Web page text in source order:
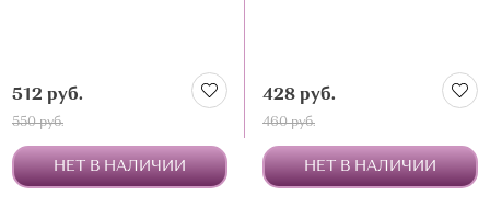
512 руб.
550 руб.
НЕТ В НАЛИЧИИ
428 руб.
460 руб.
НЕТ В НАЛИЧИИ